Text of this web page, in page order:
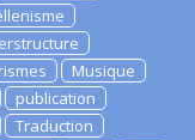
Musique
publication
Traduction